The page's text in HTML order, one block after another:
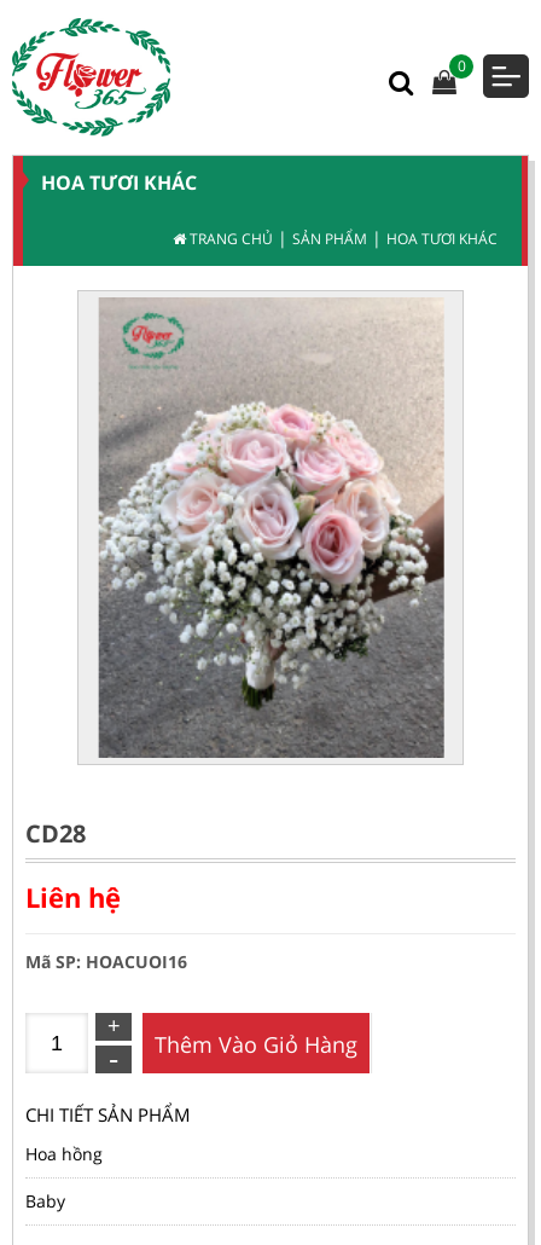
0
HOA TƯƠI KHÁC
TRANG CHỦ | SẢN PHẨM | HOA TƯƠI KHÁC
CD28
Liên hệ
Mã SP: HOACUOI16
Thêm Vào Giỏ Hàng
CHI TIẾT SẢN PHẨM
Hoa hồng
Baby